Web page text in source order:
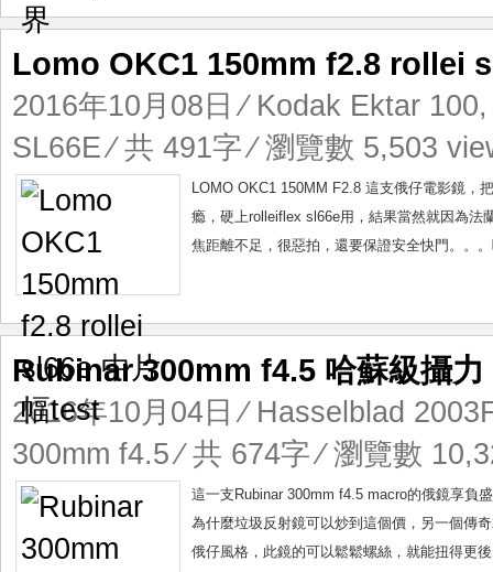
Lomo OKC1 150mm f2.8 rollei
2016年10月08日 ⁄ Kodak Ektar 100
SL66E⁄ 共 491字 ⁄ 瀏覽數 5,503
LOMO OKC1 150MM F2.8 這支俄仔電影鏡，
瘾，硬上rolleiflex sl66e用，結果當然就因為法
焦距離不足，很惡拍，還要保證安全快門。。
Rubinar 300mm f4.5 哈蘇級攝力
2016年10月04日 ⁄ Hasselblad
300mm f4.5⁄ 共 674字 ⁄ 瀏覽數
這一支Rubinar 300mm f4.5 macro的俄鏡享負
為什麼垃圾反射鏡可以炒到這個價，另一個傳
俄仔風格，此鏡的可以鬆鬆螺絲，就能扭得更